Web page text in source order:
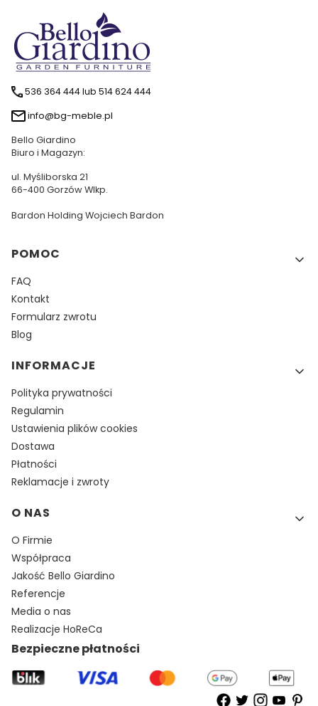
536 364 444 lub 514 624 444
info@bg-meble.pl
Bello Giardino
Biuro i Magazyn:
ul. Myśliborska 21
66-400 Gorzów Wlkp.
Bardon Holding Wojciech Bardon
Linki w stopce
POMOC
FAQ
Kontakt
Formularz zwrotu
Blog
INFORMACJE
Polityka prywatności
Regulamin
Ustawienia plików cookies
Dostawa
Płatności
Reklamacje i zwroty
O NAS
O Firmie
Współpraca
Jakość Bello Giardino
Referencje
Media o nas
Realizacje HoReCa
Bezpieczne płatności